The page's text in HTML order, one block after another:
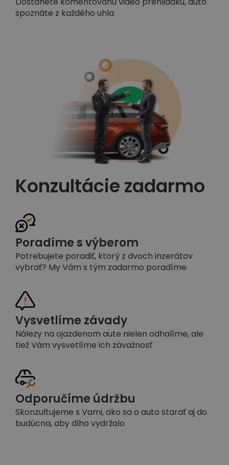
spoznáte z každého uhla
Konzultácie zadarmo
Poradíme s výberom
Potrebujete poradiť, ktorý z dvoch inzerátov
vybrať? My Vám s tým zadarmo poradíme
Vysvetlíme závady
Nálezy na ojazdenom aute nielen odhalíme, ale
tiež Vám vysvetlíme ich závažnosť
Odporučíme údržbu
Skonzultujeme s Vami, ako sa o auto starať aj do
budúcna, aby dlho vydržalo